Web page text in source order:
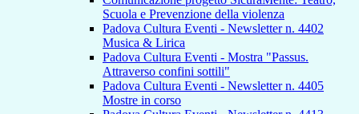
Scuola e Prevenzione della violenza
Padova Cultura Eventi - Newsletter n. 4402
Musica & Lirica
Padova Cultura Eventi - Mostra "Passus.
Attraverso confini sottili"
Padova Cultura Eventi - Newsletter n. 4405
Mostre in corso